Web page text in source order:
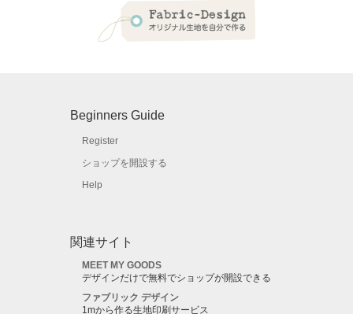
Beginners Guide
Register
ショップを開設する
Help
関連サイト
MEET MY GOODS
デザインだけで無料でショップが開設できる
ファブリック デザイン
1mから作る生地印刷サービス